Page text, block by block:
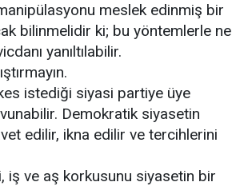
meslek edinmiş bir
bilinmelidir ki; bu yöntemlerle ne
yanıltılabilir.
istediği siyasi partiye üye
Demokratik siyasetin
edilir, ikna edilir ve tercihlerini
iş ve aş korkusunu siyasetin bir